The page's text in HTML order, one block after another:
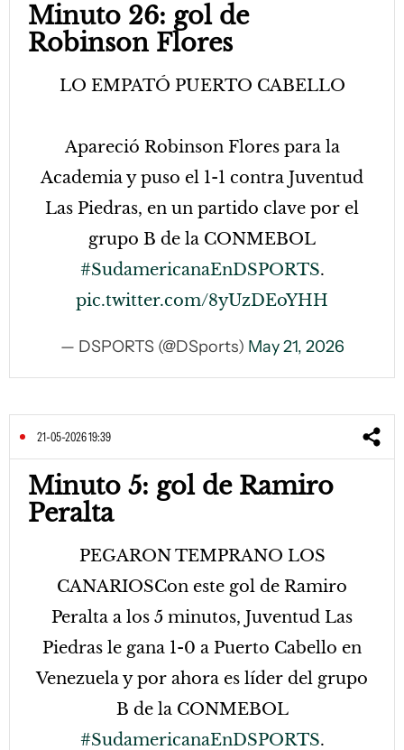
Minuto 26: gol de
Robinson Flores
LO EMPATÓ PUERTO CABELLO
Apareció Robinson Flores para la
Academia y puso el 1-1 contra Juventud
Las Piedras, en un partido clave por el
grupo B de la CONMEBOL
#SudamericanaEnDSPORTS.
pic.twitter.com/8yUzDEoYHH
— DSPORTS (@DSports) May 21, 2026
21-05-2026 19:39
Minuto 5: gol de Ramiro
Peralta
PEGARON TEMPRANO LOS
CANARIOSCon este gol de Ramiro
Peralta a los 5 minutos, Juventud Las
Piedras le gana 1-0 a Puerto Cabello en
Venezuela y por ahora es líder del grupo
B de la CONMEBOL
#SudamericanaEnDSPORTS.